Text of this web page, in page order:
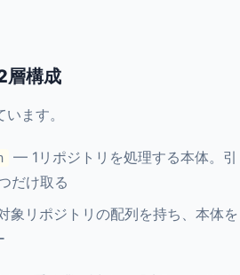
層構成
ます。
— 1リポジトリを処理する本体。引
だけ取る
象リポジトリの配列を持ち、本体を